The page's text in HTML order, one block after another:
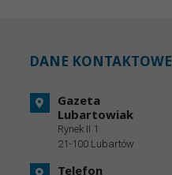
DANE KONTAKTOWE
Gazeta
Lubartowiak
Rynek II 1
21-100 Lubartów
Telefon